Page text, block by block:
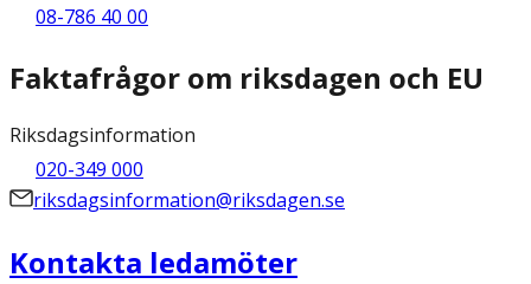
08-786 40 00
Faktafrågor om riksdagen och EU
Riksdagsinformation
020-349 000
riksdagsinformation@riksdagen.se
Kontakta ledamöter